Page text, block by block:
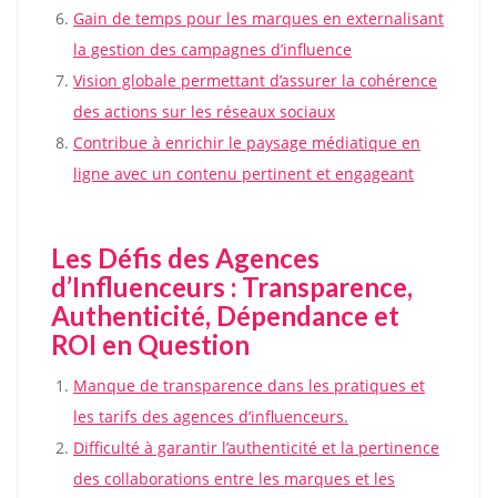
Gain de temps pour les marques en externalisant
la gestion des campagnes d’influence
Vision globale permettant d’assurer la cohérence
des actions sur les réseaux sociaux
Contribue à enrichir le paysage médiatique en
ligne avec un contenu pertinent et engageant
Les Défis des Agences
d’Influenceurs : Transparence,
Authenticité, Dépendance et
ROI en Question
Manque de transparence dans les pratiques et
les tarifs des agences d’influenceurs.
Difficulté à garantir l’authenticité et la pertinence
des collaborations entre les marques et les